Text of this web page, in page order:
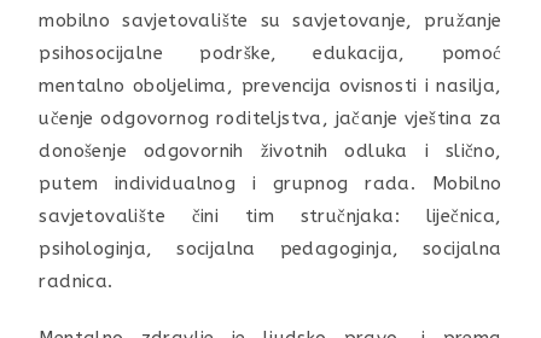
mobilno savjetovalište su savjetovanje, pružanje
psihosocijalne podrške, edukacija, pomoć
mentalno oboljelima, prevencija ovisnosti i nasilja,
učenje odgovornog roditeljstva, jačanje vještina za
donošenje odgovornih životnih odluka i slično,
putem individualnog i grupnog rada. Mobilno
savjetovalište čini tim stručnjaka: liječnica,
psihologinja, socijalna pedagoginja, socijalna
radnica.